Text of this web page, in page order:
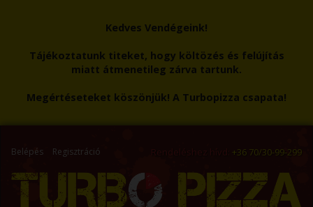
Kedves Vendégeink!
Tájékoztatunk titeket, hogy költözés és felújítás
miatt átmenetileg zárva tartunk.
Megértéseteket köszönjük! A Turbopizza csapata!
Belépés Regisztráció Rendeléshez hívd: +36 70/30-99-299